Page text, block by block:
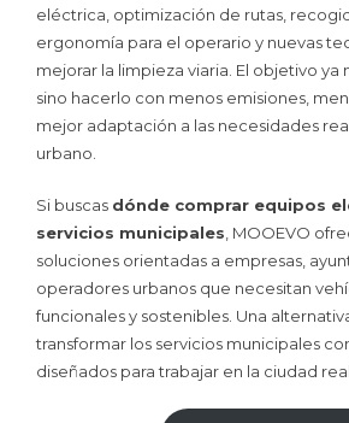
eléctrica, optimización de rutas,
ergonomía para el operario y nuevas
mejorar la limpieza viaria. El objetivo ya
sino hacerlo con menos emisiones,
mejor adaptación a las necesidades
urbano.
Si buscas dónde comprar equipos
servicios municipales , MOOEVO
soluciones orientadas a empresas,
operadores urbanos que necesitan
funcionales y sostenibles. Una
transformar los servicios municipales
diseñados para trabajar en la ciudad real.